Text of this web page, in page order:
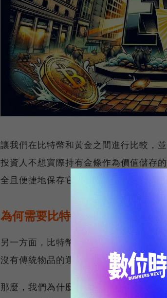
讓我們在比特幣和黃金之間進行比較，
投資人不想實際持有金條作為價值儲存
全且便捷地保存它，黃金ETF就是為此目
為何需要比特幣現貨ETF？
另一方面，比特幣長期以來一直背負著
沒有傳統物品的運輸和儲存成本。
那麼，我們為什麼還需要費心去購買